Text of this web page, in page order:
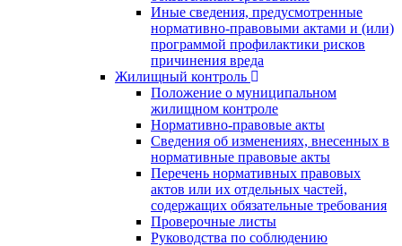
Иные сведения, предусмотренные
нормативно-правовыми актами и (или)
программой профилактики рисков
причинения вреда
Жилищный контроль
Положение о муниципальном
жилищном контроле
Нормативно-правовые акты
Сведения об изменениях, внесенных в
нормативные правовые акты
Перечень нормативных правовых
актов или их отдельных частей,
содержащих обязательные требования
Проверочные листы
Руководства по соблюдению